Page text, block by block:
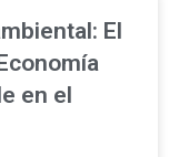
El
en el